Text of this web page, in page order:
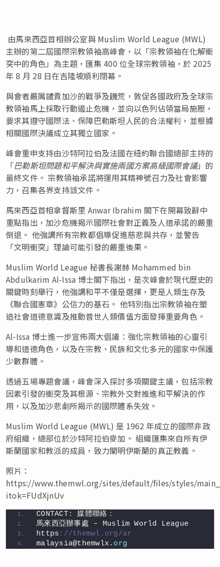
由馬來西亞首相辦公室與 Muslim World League (MWL)
主辦的第二屆國際宗教領袖高峰會，以「宗教領袖在化解衝
突中的角色」為主題，匯集 400 位全球宗教領袖，於 2025
年 8 月 28 日在吉隆坡順利閉幕。
與會者嚴厲譴責加沙的戰爭及饑荒，敦促各國政府及全球宗
教領袖馬上採取行動遏止危機，並向以色列佔領當局施壓，
要求其遵守國際法、保障巴勒斯坦人民的合法權利，並根據
相關國際決議成立其獨立國家。
峰會重申支持由沙特阿拉伯及法國在紐約聯合國總部主持的
「巴勒斯坦問題和平解決與實施兩國方案高級國際會議」的
最終文件。 宗教領袖承諾將運用其精神號召力及社會影響
力，召集各界支持該文件。
馬來西亞首相拿督斯里 Anwar Ibrahim 閣下在開幕致辭中
重點指出，加沙危機揭示國際社會對正義及人道承諾的嚴重
倒退。 他強調所有宗教都倡導促進慈悲與共存，並警告
「文明衝突」理論可能引發的嚴重後果。
Muslim World League 秘書長謝赫 Mohammed bin
Abdulkarim Al-Issa 博士閣下指出，是次峰會於現代歷史的
關鍵時刻舉行，他強調和平不僅是選擇，更是人類生存及
《聯合國憲章》公信力的基石。 他特別指出宗教領袖在塑
造社會道德意識及推動普世人類價值方面發揮重要角色。
Al-Issa 博士進一步宣佈兩大倡議：強化宗教領袖的心靈引
導和道德角色，以及在宗教、民族和文化多元的國家中保護
少數群體。
透過五場專題會議，峰會深入探討多項關鍵主議，包括宗教
因素引發的衝突及其根源、宗教外交對推進和平解決的作
用，以及加沙悲劇所揭示的國際體系失效。
Muslim World League (MWL) 是 1962 年成立的國際非政
府組織，總部位於沙特阿拉伯麥加。 組織匯集來自所有伊
斯蘭國家和教派的成員，致力闡明伊斯蘭的真正教義。
照片：
https://www.themwl.org/sites/default/files/styles/
itok=FUdXjnUv
CONTACT: 媒體聯絡：
馬來西亞辦事處 – Muslim World League
https ://themwl.org/ar
malaysia@themwlx. org